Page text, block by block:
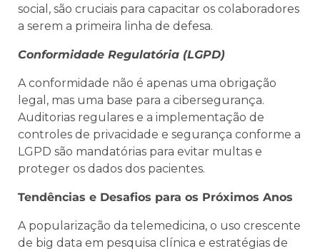
social, são cruciais para capacitar os colaboradores
a serem a primeira linha de defesa.
Conformidade Regulatória (LGPD)
A conformidade não é apenas uma obrigação
legal, mas uma base para a cibersegurança.
Auditorias regulares e a implementação de
controles de privacidade e segurança conforme a
LGPD são mandatórias para evitar multas e
proteger os dados dos pacientes.
Tendências e Desafios para os Próximos Anos
A popularização da telemedicina, o uso crescente
de big data em pesquisa clínica e estratégias de